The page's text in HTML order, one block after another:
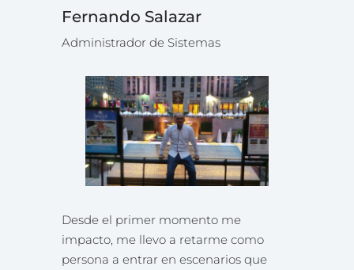
Fernando Salazar
Administrador de Sistemas
Desde el primer momento me
impacto, me llevo a retarme como
persona a entrar en escenarios que